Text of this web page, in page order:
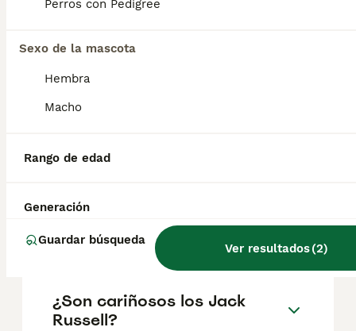
Perros con Pedigree
Sexo de la mascota
Hembra
Macho
Rango de edad
Generación
Guardar búsqueda
Ver resultados(2)
Preguntas frecuentes
¿Cuánto cuesta un cachorro
El coste medio de un cachorro de Jack
pueden variar según factores como el
pedigrí, la reputación del criador y la
ubicación.
¿Son cariñosos los Jack
Russell?